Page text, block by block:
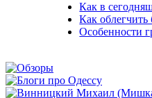
Как в
Как облегчить
Особенности